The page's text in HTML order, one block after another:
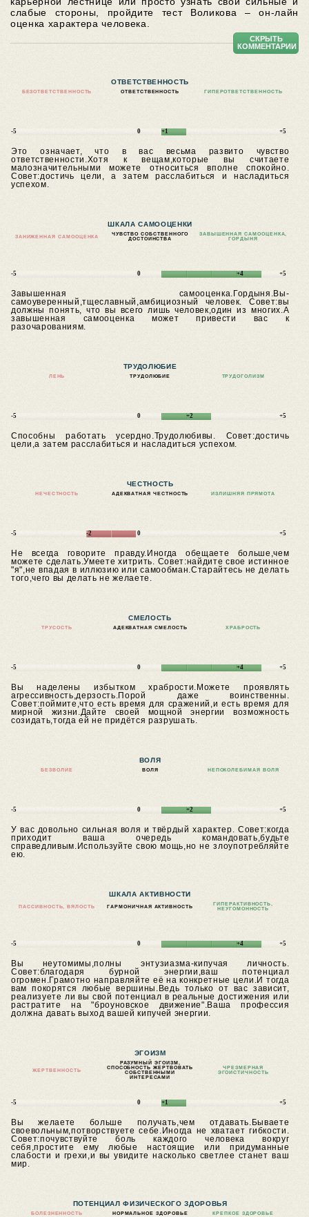
слабые стороны, пройдите тест Воликова – он-лайн
оценка характера человека.
СКРЫТЬ
КОММЕНТАРИИ
ОТВЕТСТВЕННОСТЬ
БЕЗОТВЕТСТВЕННОСТЬ ОТВЕТСТВЕННОСТЬ ГИПЕРОТВЕТСТВЕННОСТЬ
-5 0 +1 +5
Это означает, что в вас весьма развито чувство
ответственности.Хотя к вещам,которые вы считаете
малозначительными можете относиться вполне спокойно.
Совет:достичь цели, а затем расслабиться и насладиться
успехом.
ШКАЛА САМООЦЕНКИ
ЗАНИЖЕННАЯ САМООЦЕНКА
ЧУВСТВО СОБСТВЕННОГО
ДОСТОИНСТВА
ЗАВЫШЕННАЯ САМООЦЕНКА,
ГОРДЫНЯ
-5 0 +4 +5
Завышенная самооценка.Гордыня.Вы-
самоуверенный,тщеславный,амбициозный человек. Совет:вы
должны понять, что вы всего лишь человек,один из многих.А
завышенная самооценка может привести вас к
разочарованиям.
ТРУДОЛЮБИЕ
ЛЕНЬ ТРУДОЛЮБИЕ ТРУДОГОЛИЗМ
-5 0 +2 +5
Способны работать усердно.Трудолюбивы. Совет:достичь
цели,а затем расслабиться и насладиться успехом.
ЧЕСТНОСТЬ
НЕЧЕСТНОСТЬ АДЕКВАТНАЯ ЧЕСТНОСТЬ ИЗЛИШНЯЯ ПРЯМОТА
-5 -2 0 +5
Не всегда говорите правду.Иногда обещаете больше,чем
можете сделать.Умеете хитрить. Совет:найдите свое истинное
"я",не впадая в иллюзию или самообман.Старайтесь не делать
того,чего вы делать не желаете.
СМЕЛОСТЬ
ТРУСОСТЬ АДЕКВАТНАЯ СМЕЛОСТЬ ХРАБРОСТЬ
-5 0 +4 +5
Вы наделены избытком храбрости.Можете проявлять
агрессивность,дерзость.Порой даже воинственны.
Совет:поймите,что есть время для сражений,и есть время для
мирной жизни.Дайте своей мощной энергии возможность
созидать,тогда ей не придётся разрушать.
ВОЛЯ
БЕЗВОЛИЕ ВОЛЯ НЕПОКОЛЕБИМАЯ ВОЛЯ
-5 0 +2 +5
У вас довольно сильная воля и твёрдый характер. Совет:когда
приходит ваша очередь командовать,будьте
справедливым.Используйте свою мощь,но не злоупотребляйте
ею.
ШКАЛА АКТИВНОСТИ
ПАССИВНОСТЬ, ВЯЛОСТЬ ГАРМОНИЧНАЯ АКТИВНОСТЬ
ГИПЕРАКТИВНОСТЬ,
НЕУГОМОННОСТЬ
-5 0 +4 +5
Вы неутомимы,полны энтузиазма-кипучая личность.
Совет:благодаря бурной энергии,ваш потенциал
огромен.Грамотно направляйте её на конкретные цели.И тогда
вам покорятся любые вершины.Ведь только от вас зависит,
реализуете ли вы свой потенциал в реальные достижения или
растратите на "броуновское движение".Ваша профессия
должна давать выход вашей кипучей энергии.
ЭГОИЗМ
ЖЕРТВЕННОСТЬ
РАЗУМНЫЙ ЭГОИЗМ,
СПОСОБНОСТЬ ЖЕРТВОВАТЬ
СОБСТВЕННЫМИ
ИНТЕРЕСАМИ
ЧРЕЗМЕРНАЯ
ЭГОИСТИЧНОСТЬ
-5 0 +1 +5
Вы желаете больше получать,чем отдавать.Бываете
своевольным,потворствуете себе.Иногда не хватает гибкости.
Совет:почувствуйте боль каждого человека вокруг
себя,простите ему любые настоящие или придуманные
слабости и грехи,и вы увидите насколько светлее станет ваш
мир.
ПОТЕНЦИАЛ ФИЗИЧЕСКОГО ЗДОРОВЬЯ
БОЛЕЗНЕННОСТЬ НОРМАЛЬНОЕ ЗДОРОВЬЕ КРЕПКОЕ ЗДОРОВЬЕ